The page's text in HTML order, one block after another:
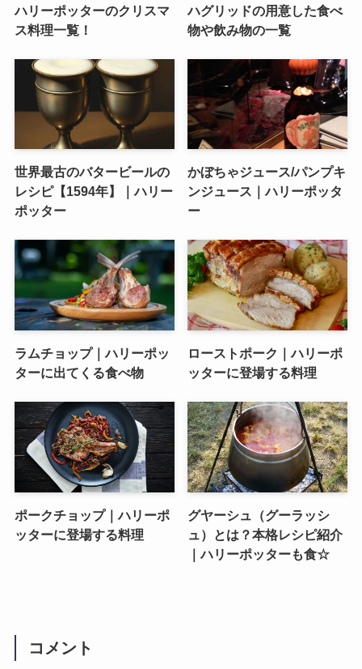
ハリーポッターのクリスマ
ス料理一覧！
ハグリッドの用意した食べ
物や飲み物の一覧
世界最古のバタービールの
レシピ【1594年】｜ハリー
ポッター
かぼちゃジュース/パンプキ
ンジュース｜ハリーポッタ
ー
ラムチョップ｜ハリーポッ
ターに出てくる食べ物
ローストポーク｜ハリーポ
ッターに登場する料理
ポークチョップ｜ハリーポ
ッターに登場する料理
グヤーシュ（グーラッシ
ュ）とは？本格レシピ紹介
｜ハリーポッターも食☆
コメント